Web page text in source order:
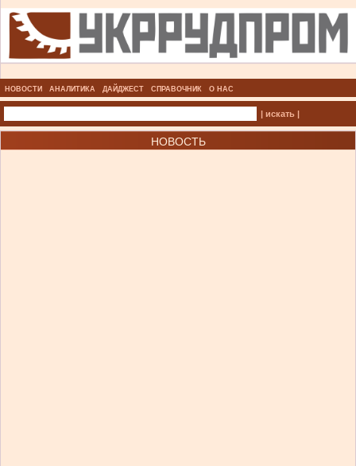
НОВОСТИ АНАЛИТИКА ДАЙДЖЕСТ СПРАВОЧНИК О НАС
| искать |
НОВОСТЬ